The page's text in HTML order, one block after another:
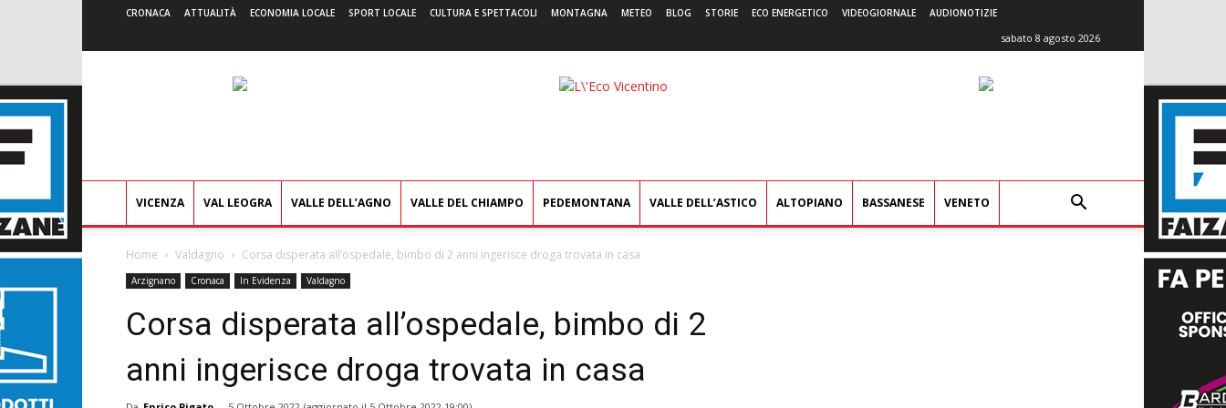
CRONACA ATTUALITÀ ECONOMIA LOCALE SPORT LOCALE CULTURA E SPETTACOLI MONTAGNA METEO BLOG STORIE ECO ENERGETICO VIDEOGIORNALE AUDIONOTIZIE
sabato 8 agosto 2026
L'Eco
VICENZA VAL LEOGRA VALLE DELL’AGNO VALLE DEL CHIAMPO PEDEMONTANA VALLE DELL’ASTICO ALTOPIANO BASSANESE VENETO
Home Valdagno Corsa disperata all’ospedale, bimbo di 2 anni ingerisce droga trovata in casa
Arzignano Cronaca In Evidenza Valdagno
Corsa disperata all’ospedale, bimbo di 2
anni ingerisce droga trovata in casa